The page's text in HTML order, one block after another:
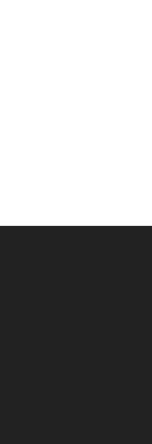
、必須項目を
せんので、ご